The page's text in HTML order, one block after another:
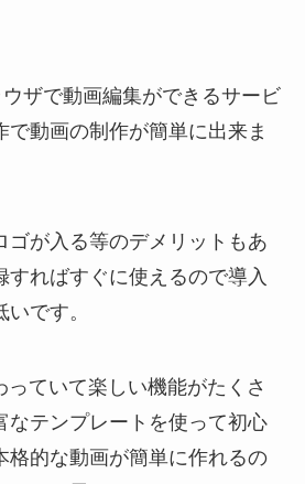
ザで動画編集ができるサービ
で動画の制作が簡単に出来ま
ゴが入る等のデメリットもあ
すればすぐに使えるので導入
です。
ていて楽しい機能がたくさ
なテンプレートを使って初心
格的な動画が簡単に作れるの